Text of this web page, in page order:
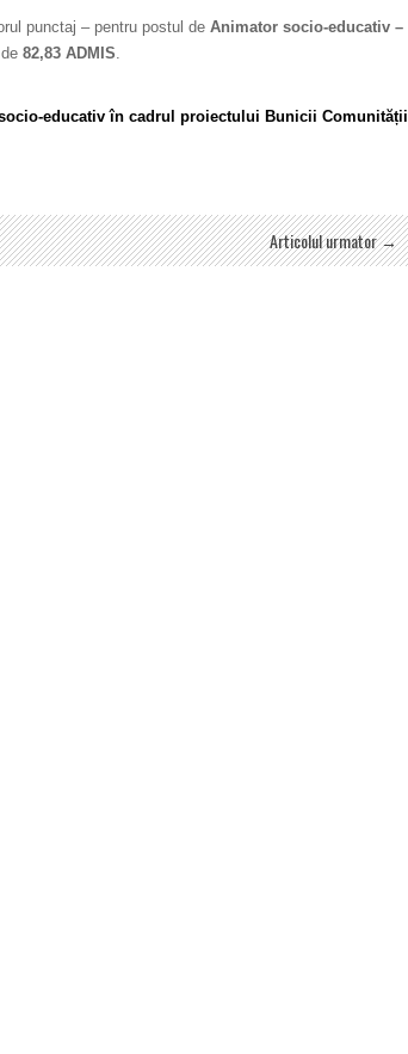
punctaj – pentru postul de Animator socio-educativ –
82,83 ADMIS.
socio-educativ în cadrul proiectului Bunicii Comunității
Articolul urmator →